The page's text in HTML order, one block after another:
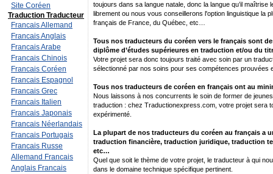
Site Coréen
Traduction Traducteur
Francais Allemand
Francais Anglais
Francais Arabe
Francais Chinois
Francais Coréen
Francais Espagnol
Francais Grec
Francais Italien
Francais Japonais
Francais Néerlandais
Francais Portugais
Francais Russe
Allemand Francais
Anglais Francais
toujours dans sa langue natale, donc la langue qu’il maîtrise
librement ou nous vous conseillerons l'option linguistique la
français de France, du Québec, etc…
Tous nos traducteurs du coréen vers le français sont
diplôme d’études supérieures en traduction et/ou du
Votre projet sera donc toujours traité avec soin par un
sélectionné par nos soins pour ses compétences prouvées
Tous nos traducteurs de coréen en français ont au
Nous laissons à nos concurrents le soin de former de
traduction : chez Traductionexpress.com, votre projet sera
expérimenté.
La plupart de nos traducteurs du coréen au français a
traduction financière, traduction juridique, traduction
etc…
Quel que soit le thème de votre projet, le traducteur à qui
dans le domaine technique spécifique pertinent.